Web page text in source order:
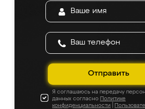
Отправить
Я соглашаюсь на передачу
данных согласно Политике
конфиденциальности